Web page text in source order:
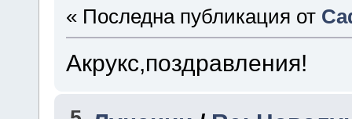
« Последна публикация от
Акрукс,поздравления!